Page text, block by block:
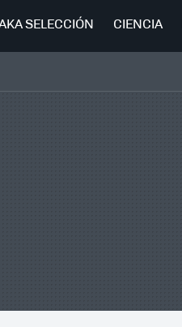
SELECCIÓN CIENCIA